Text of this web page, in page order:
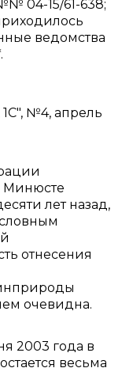
04-15/61-638;
ведомства
№4, апрель
Минюсте
лет назад,
отнесения
очевидна.
2003 года в
весьма